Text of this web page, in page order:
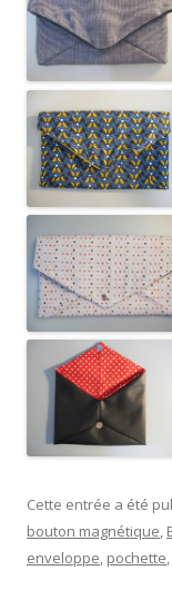
Cette entrée a été
bouton magnétique,
enveloppe, pochette,